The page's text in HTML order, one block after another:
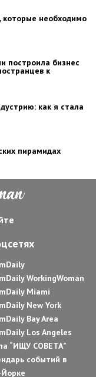
которые необходимо
как я стала
построила бизнес
к
пирамидах
WorkingWoman
Miami
New York
Bay Area
Los Angeles
“ИЩУ СОВЕТА”
событий в